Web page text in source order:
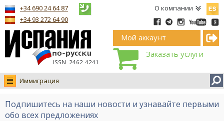
О компании
ISSN–2462-4241
+34 690 24 64 87
+34 93 272 64 90
Мой аккаунт
Заказать услуги
Иммиграция
Новости
Интервью
Подпишитесь на наши новости и узнавайте первыми
обо всех предложениях